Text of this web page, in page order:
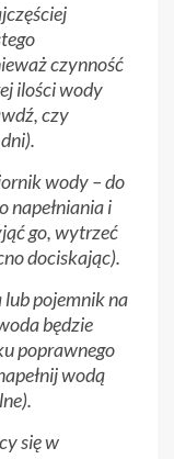
czynność
ilości wody
czy
wody – do
napełniania i
go, wytrzeć
dociskając).
lub pojemnik na
będzie
poprawnego
wodą
się w